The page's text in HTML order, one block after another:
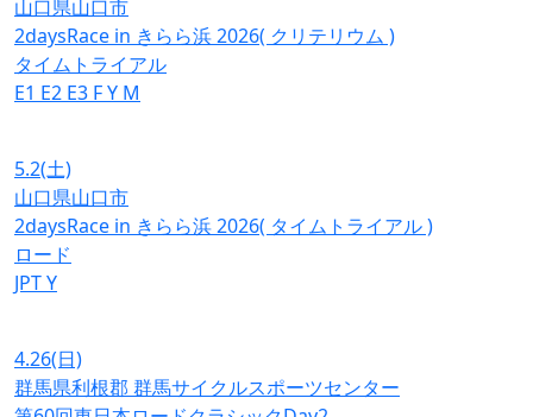
山口県山口市
2daysRace in きらら浜 2026( クリテリウム )
タイムトライアル
E1 E2 E3 FY M
5.2(土)
山口県山口市
2daysRace in きらら浜 2026( タイムトライアル )
ロード
JPTY
4.26(日)
群馬県利根郡 群馬サイクルスポーツセンター